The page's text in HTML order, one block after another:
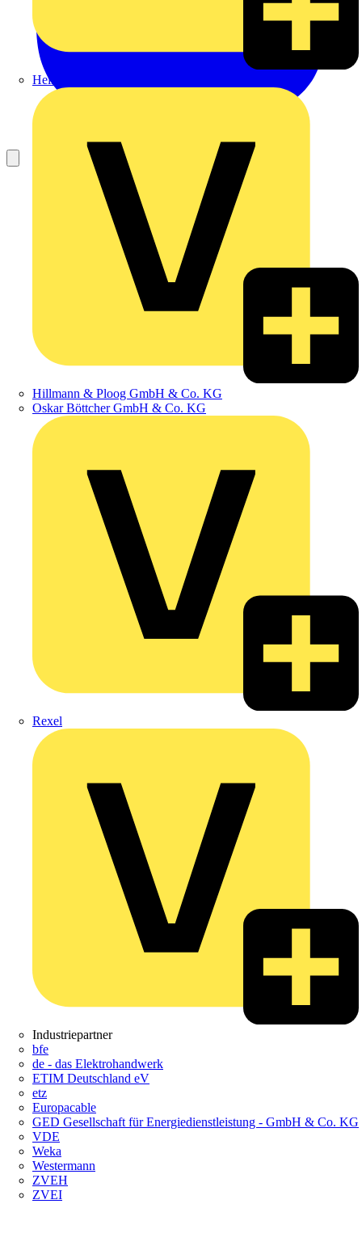
Heinrich Häusler GmbH
Hillmann & Ploog GmbH & Co. KG
Oskar Böttcher GmbH & Co. KG
Rexel
Industriepartner
bfe
de - das Elektrohandwerk
ETIM Deutschland eV
etz
Europacable
GED Gesellschaft für Energiedienstleistung - GmbH & Co. KG
VDE
Weka
Westermann
ZVEH
ZVEI